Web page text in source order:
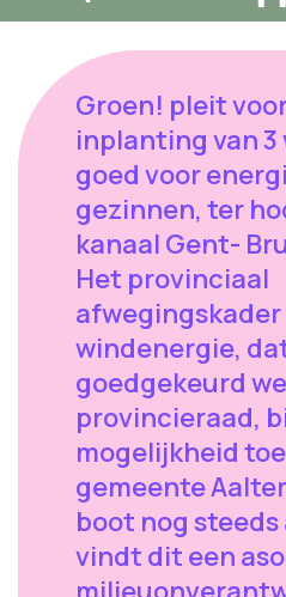
Groen! pleit
inplanting van 3
goed voor
gezinnen, ter
kanaal Gent-
Het provinciaal
afwegingskader
windenergie,
goedgekeurd
provincieraad,
mogelijkheid
gemeente
boot nog steeds
vindt dit een